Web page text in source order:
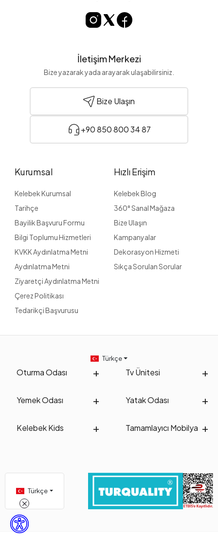
İletişim Merkezi
Bize yazarak yada arayarak ulaşabilirsiniz.
Bize Ulaşın
+90 850 800 34 87
Kurumsal
Kelebek Kurumsal
Tarihçe
Bayilik Başvuru Formu
Bilgi Toplumu Hizmetleri
KVKK Aydınlatma Metni
Aydınlatma Metni
Ziyaretçi Aydınlatma Metni
Çerez Politikası
Tedarikçi Başvurusu
Hızlı Erişim
Kelebek Blog
360° Sanal Mağaza
Bize Ulaşın
Kampanyalar
Dekorasyon Hizmeti
Sıkça Sorulan Sorular
Oturma Odası Tv Ünitesi
Yemek Odası Yatak Odası
Kelebek Kids Tamamlayıcı Mobilya
Türkçe
Türkçe